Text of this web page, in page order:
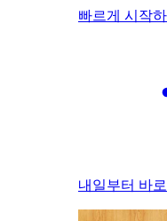
빠르게 시작
내일부터 바